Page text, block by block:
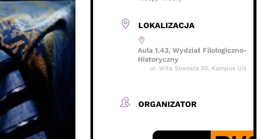
LOKALIZACJA
Aula 1.43, Wydział Filologiczno-
Historyczny
ul. Wita Stwosza 55, Kampus UG
ORGANIZATOR